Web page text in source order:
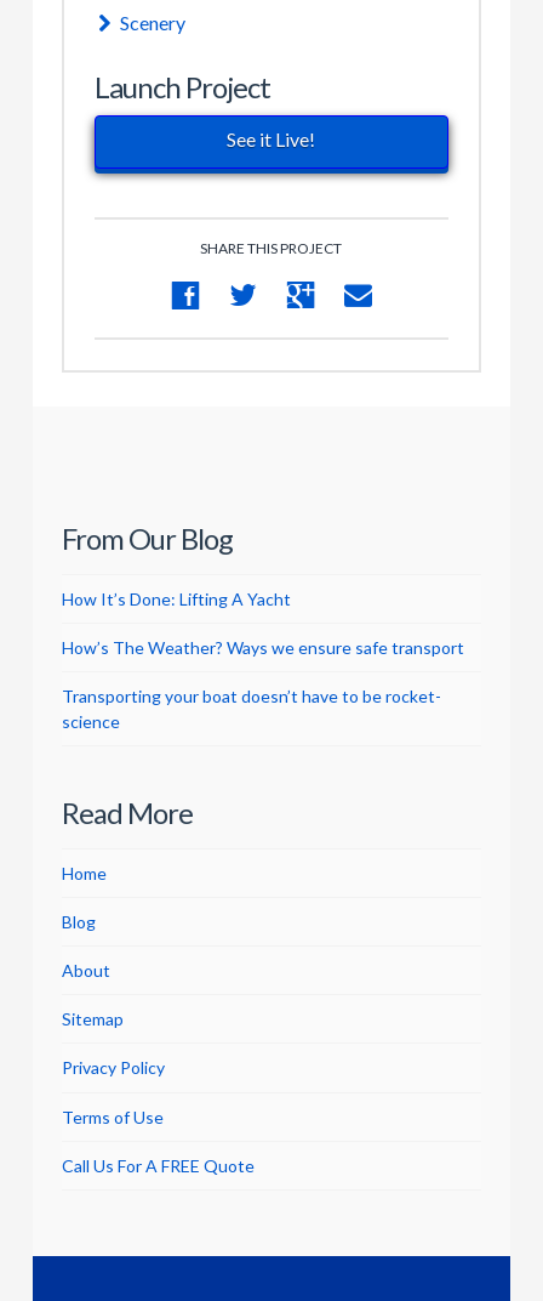
Scenery
Launch Project
See it Live!
SHARE THIS PROJECT
From Our Blog
How It’s Done: Lifting A Yacht
How’s The Weather? Ways we ensure safe transport
Transporting your boat doesn’t have to be rocket-
science
Read More
Home
Blog
About
Sitemap
Privacy Policy
Terms of Use
Call Us For A FREE Quote